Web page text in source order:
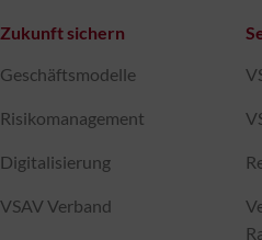
Zukunft sichern
Geschäftsmodelle
Risikomanagement
Digitalisierung
VSAV Verband